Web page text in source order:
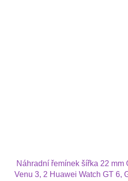
Náhradní řemínek šířka 22 mm
Venu 3, 2 Huawei Watch GT 6,